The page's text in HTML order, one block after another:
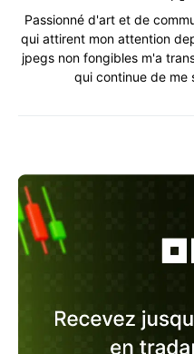
Passionné d'art et de
qui attirent mon attention
jpegs non fongibles m'a
qui continue de me